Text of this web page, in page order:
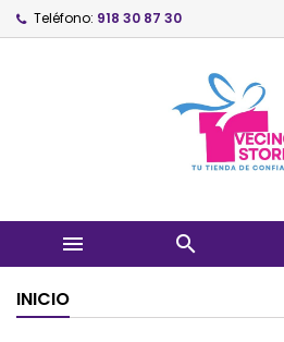
Teléfono: 918 30 87 30
 
INICIO